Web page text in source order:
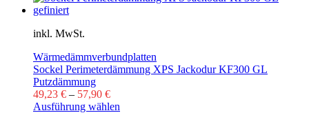
inkl. MwSt.
Wärmedämmverbundplatten
Sockel Perimeterdämmung XPS Jackodur KF300 GL
Putzdämmung
49,23 € – 57,90 €
Ausführung wählen